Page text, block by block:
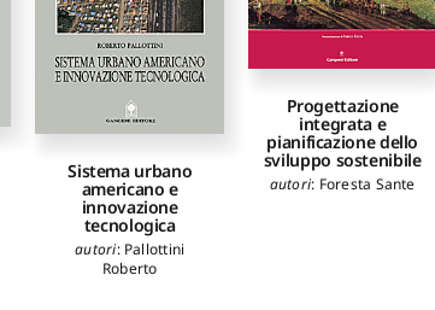
Sistema urbano
americano e
innovazione
tecnologica
autori: Pallottini
Roberto
Progettazione
integrata e
pianificazione dello
sviluppo sostenibile
autori: Foresta Sante